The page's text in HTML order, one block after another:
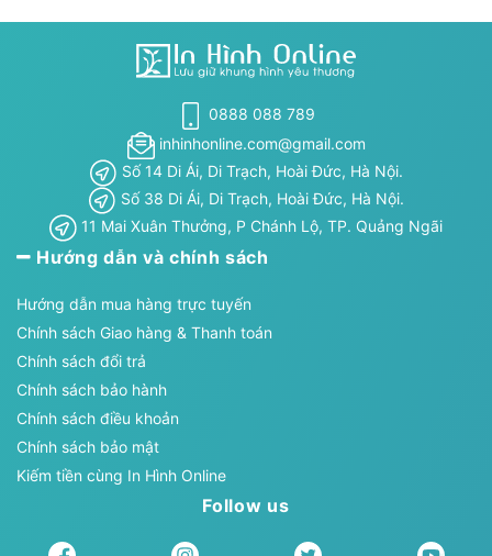
0888 088 789
inhinhonline.com@gmail.com
Số 14 Di Ái, Di Trạch, Hoài Đức, Hà Nội.
Số 38 Di Ái, Di Trạch, Hoài Đức, Hà Nội.
11 Mai Xuân Thưởng, P Chánh Lộ, TP. Quảng Ngãi
Hướng dẫn và chính sách
Hướng dẫn mua hàng trực tuyến
Chính sách Giao hàng & Thanh toán
Chính sách đổi trả
Chính sách bảo hành
Chính sách điều khoản
Chính sách bảo mật
Kiếm tiền cùng In Hình Online
Follow us